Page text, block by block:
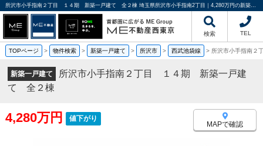
所沢市小手指南２丁目 １４期 新築一戸建て 全２棟 埼玉県所沢市小手指南2丁目｜4,280万円の新築一戸建て｜分譲住宅や新築物件｜ME不動産西東京
検索 TEL
TOPページ > 物件検索 > 新築一戸建て > 所沢市 > 西武池袋線 > 所沢市小手指南
新築一戸建て
所沢市小手指南２丁目 １４期 新築一戸建
て 全２棟
4,280万円 値下がり
MAPで確認